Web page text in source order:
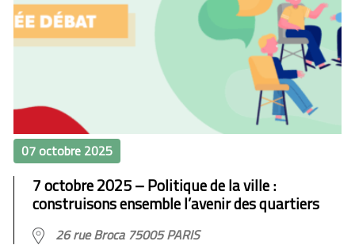
07 octobre 2025
7 octobre 2025 – Politique de la ville :
construisons ensemble l’avenir des quartiers
26 rue Broca 75005 PARIS